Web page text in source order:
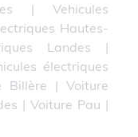
| Vehicules
Hautes-
Landes |
électriques
Billère | Voiture
| Voiture Pau |